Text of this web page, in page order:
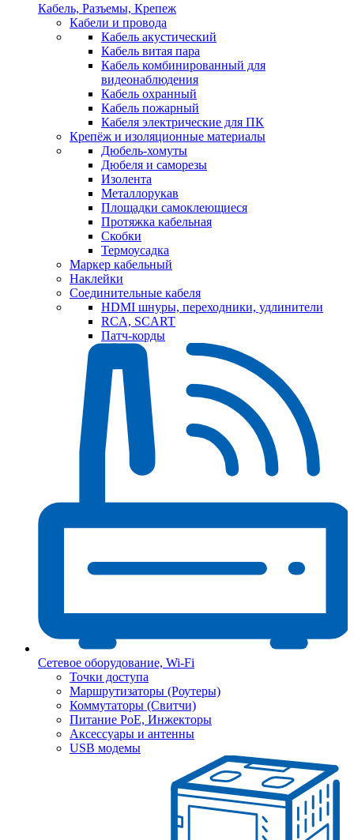
Кабель, Разъемы, Крепеж
Кабели и провода
Кабель акустический
Кабель витая пара
Кабель комбинированный для
видеонаблюдения
Кабель охранный
Кабель пожарный
Кабеля электрические для ПК
Крепёж и изоляционные материалы
Дюбель-хомуты
Дюбеля и саморезы
Изолента
Металлорукав
Площадки самоклеющиеся
Протяжка кабельная
Скобки
Термоусадка
Маркер кабельный
Наклейки
Соединительные кабеля
HDMI шнуры, переходники, удлинители
RCA, SCART
Патч-корды
Сетевое оборудование, Wi-Fi
Точки доступа
Маршрутизаторы (Роутеры)
Коммутаторы (Свитчи)
Питание PoE, Инжекторы
Аксессуары и антенны
USB модемы